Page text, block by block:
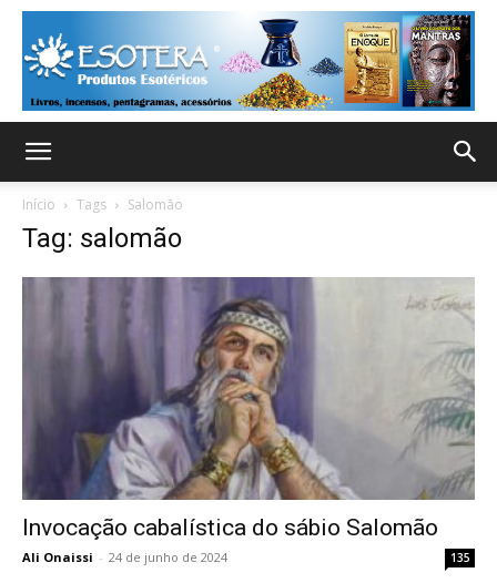
Início Tags Salomão
Tag: salomão
Invocação cabalística do sábio Salomão
Ali Onaissi - 24 de junho de 2024 135